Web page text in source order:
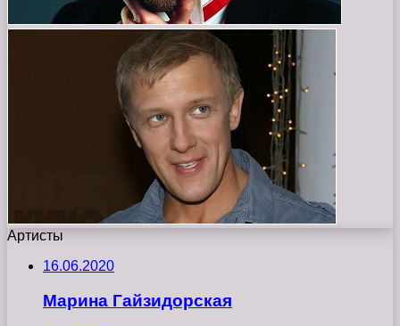
Артисты
16.06.2020
Марина Гайзидорская